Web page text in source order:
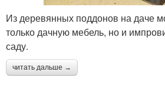
Из деревянных поддонов на даче
только дачную мебель, но и
саду.
читать дальше →